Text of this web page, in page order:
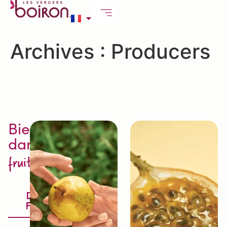
Archives : Producers
Bienvenue
dansl'excellence
fruit
Découvrir la
Fruitologie®